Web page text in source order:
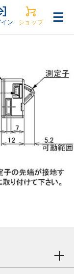
イン ショップ